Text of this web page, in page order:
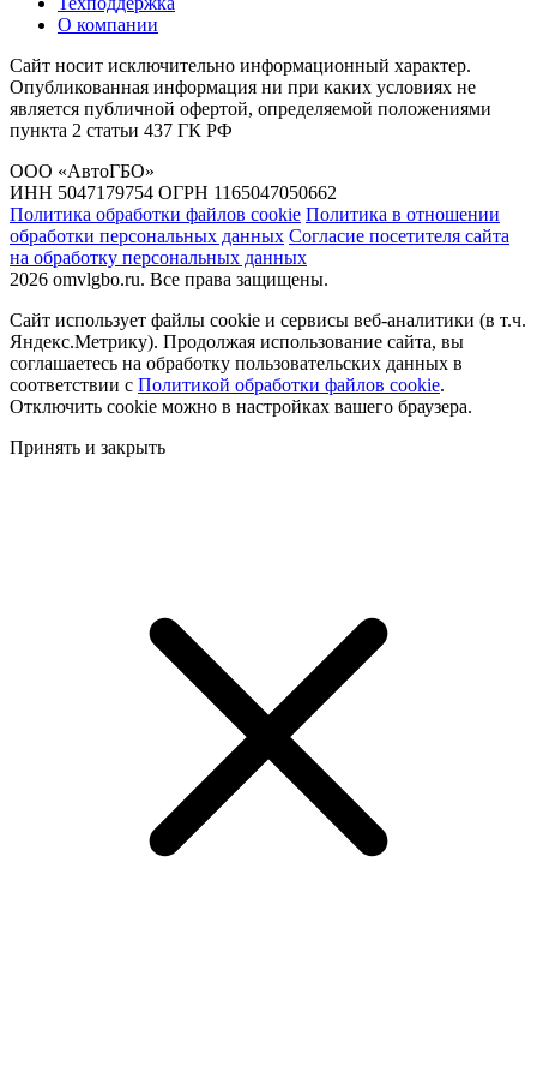
О компании
Сайт носит исключительно информационный характер.
Опубликованная информация ни при каких условиях не
является публичной офертой, определяемой положениями
пункта 2 статьи 437 ГК РФ
ООО «АвтоГБО»
ИНН 5047179754 ОГРН 1165047050662
Политика обработки файлов cookie Политика в отношении
обработки персональных данных Согласие посетителя сайта
на обработку персональных данных
2026 omvlgbo.ru. Все права защищены.
Сайт использует файлы cookie и сервисы веб-аналитики (в т.ч.
Яндекс.Метрику). Продолжая использование сайта, вы
соглашаетесь на обработку пользовательских данных в
соответствии с Политикой обработки файлов cookie.
Отключить cookie можно в настройках вашего браузера.
Принять и закрыть